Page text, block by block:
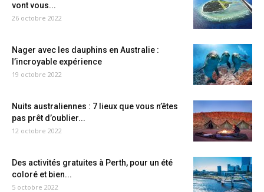
vont vous...
26 octobre 2022
Nager avec les dauphins en Australie :
l’incroyable expérience
19 octobre 2022
Nuits australiennes : 7 lieux que vous n’êtes
pas prêt d’oublier...
12 octobre 2022
Des activités gratuites à Perth, pour un été
coloré et bien...
5 octobre 2022